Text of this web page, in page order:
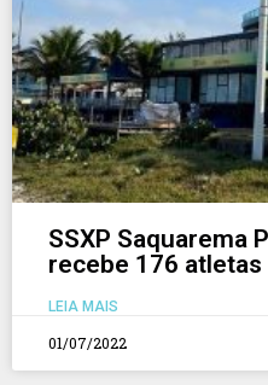
SSXP Saquarema
recebe 176 atletas
LEIA MAIS
01/07/2022